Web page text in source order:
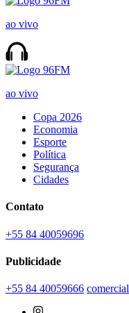
ao vivo
ao vivo
Copa 2026
Economia
Esporte
Política
Segurança
Cidades
Contato
+55 84 40059696
Publicidade
+55 84 40059666